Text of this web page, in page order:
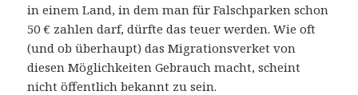
in einem Land, in dem man für Falschparken schon
50 € zahlen darf, dürfte das teuer werden. Wie oft
(und ob überhaupt) das Migrationsverket von
diesen Möglichkeiten Gebrauch macht, scheint
nicht öffentlich bekannt zu sein.